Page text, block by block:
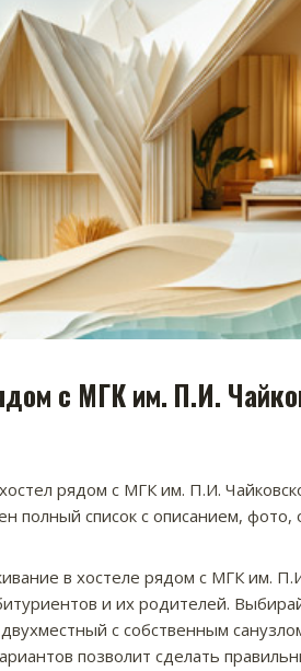
с МГК им. П.И.
рядом с МГК им. П.И.
полный список с описанием,
в хостеле рядом с МГК им.
и их родителей.
с собственным
позволит сделать